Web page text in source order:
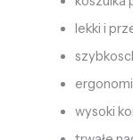
lekki i
wysoki